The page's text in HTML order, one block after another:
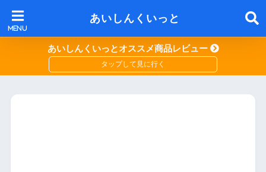
あいしんくいっと
あいしんくいっとオススメ商品レビュー